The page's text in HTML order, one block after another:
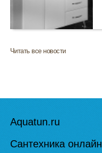
Читать все новости
Aquatun.ru
Сантехника онлайн